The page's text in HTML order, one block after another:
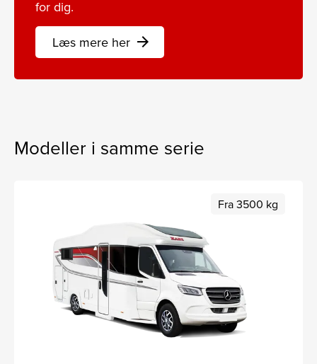
for dig.
Læs mere her arrow_forward
Modeller i samme serie
Fra 3500 kg